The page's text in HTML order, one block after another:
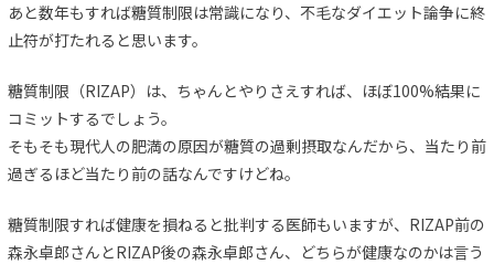
あと数年もすれば糖質制限は常識になり、不毛なダイエット論争に終
止符が打たれると思います。
糖質制限（RIZAP）は、ちゃんとやりさえすれば、ほぼ100%結果に
コミットするでしょう。
そもそも現代人の肥満の原因が糖質の過剰摂取なんだから、当たり前
過ぎるほど当たり前の話なんですけどね。
糖質制限すれば健康を損ねると批判する医師もいますが、RIZAP前の
森永卓郎さんとRIZAP後の森永卓郎さん、どちらが健康なのかは言う